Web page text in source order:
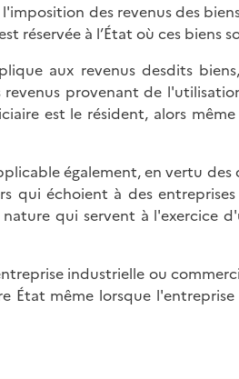
des revenus des
réservée à l’État où ces biens
aux revenus desdits
provenant de
est le résident, alors
également, en vertu des
qui échoient à des
qui servent à l'exercice
industrielle ou
État même lorsque